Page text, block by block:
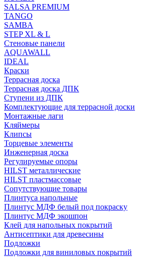
SALSA PREMIUM
TANGO
SAMBA
STEP XL & L
Стеновые панели
AQUAWALL
IDEAL
Краски
Террасная доска
Террасная доска ДПК
Ступени из ДПК
Комплектующие для террасной доски
Монтажные лаги
Кляймеры
Клипсы
Торцевые элементы
Инженерная доска
Регулируемые опоры
HILST металлические
HILST пластмассовые
Сопутствующие товары
Плинтуса напольные
Плинтус МДФ белый под покраску
Плинтус МДФ экошпон
Клей для напольных покрытий
Антисептики для древесины
Подложки
Подложки для виниловых покрытий